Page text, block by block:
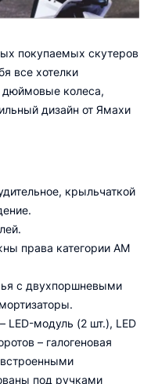
покупаемых скутеров
все хотелки
дюймовые колеса,
дизайн от Ямахи
крыльчаткой
права категории АМ
с двухпоршневыми
LED-модуль (2 шт.), LED
– галогеновая
встроенными
под ручками